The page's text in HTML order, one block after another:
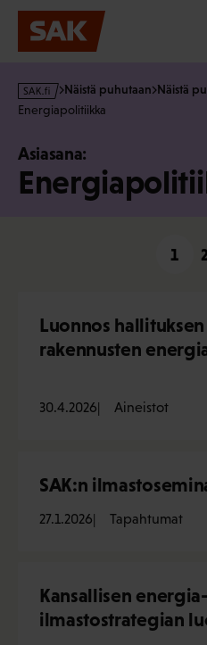
Hyppää
sisältöön
s
a
f
Näistä puhutaan Näistä
Energiapolitiikka
Asiasana:
1 2
Luonnos
rakennusten
30.4.2026 Aineistot
SAK:n
27.1.2026 Tapahtumat
Kansallisen
ilmastostrategian